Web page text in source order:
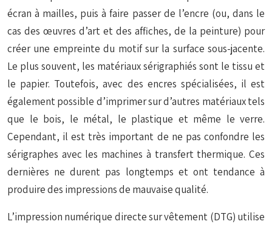
écran à mailles, puis à faire passer de l’encre (ou, dans le
cas des œuvres d’art et des affiches, de la peinture) pour
créer une empreinte du motif sur la surface sous-jacente.
Le plus souvent, les matériaux sérigraphiés sont le tissu et
le papier. Toutefois, avec des encres spécialisées, il est
également possible d’imprimer sur d’autres matériaux tels
que le bois, le métal, le plastique et même le verre.
Cependant, il est très important de ne pas confondre les
sérigraphes avec les machines à transfert thermique. Ces
dernières ne durent pas longtemps et ont tendance à
produire des impressions de mauvaise qualité.
L’impression numérique directe sur vêtement (DTG) utilise